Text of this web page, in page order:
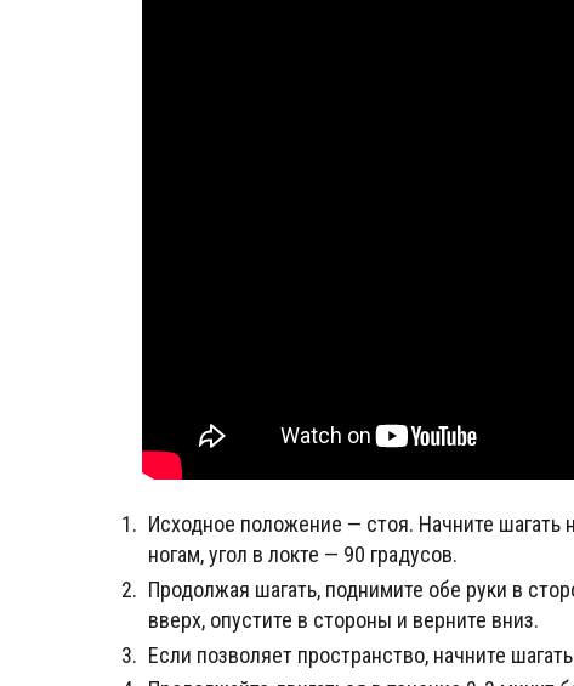
Исходное положение — стоя. Начните шагать
ногам, угол в локте — 90 градусов.
Продолжая шагать, поднимите обе руки в
вверх, опустите в стороны и верните вниз.
Если позволяет пространство, начните